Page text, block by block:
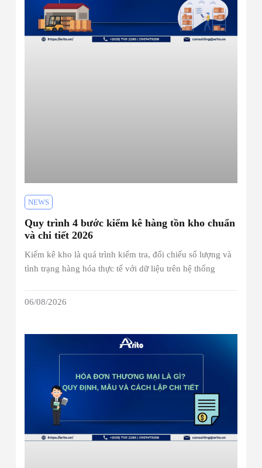
NEWS
Quy trình 4 bước kiểm kê hàng tồn kho chuẩn
và chi tiết 2026
Kiểm kê kho là quá trình kiểm tra, đối chiếu số lượng và
tình trạng hàng hóa thực tế với dữ liệu trên hệ thống
06/08/2026